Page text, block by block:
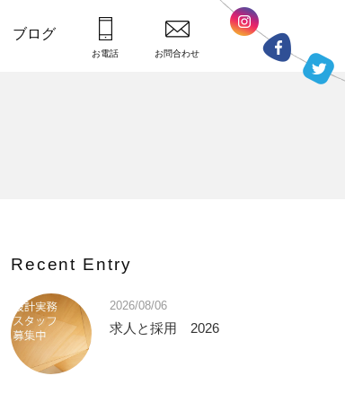
ブログ
お電話 お問合わせ
Recent Entry
2026/08/06
求人と採用 2026